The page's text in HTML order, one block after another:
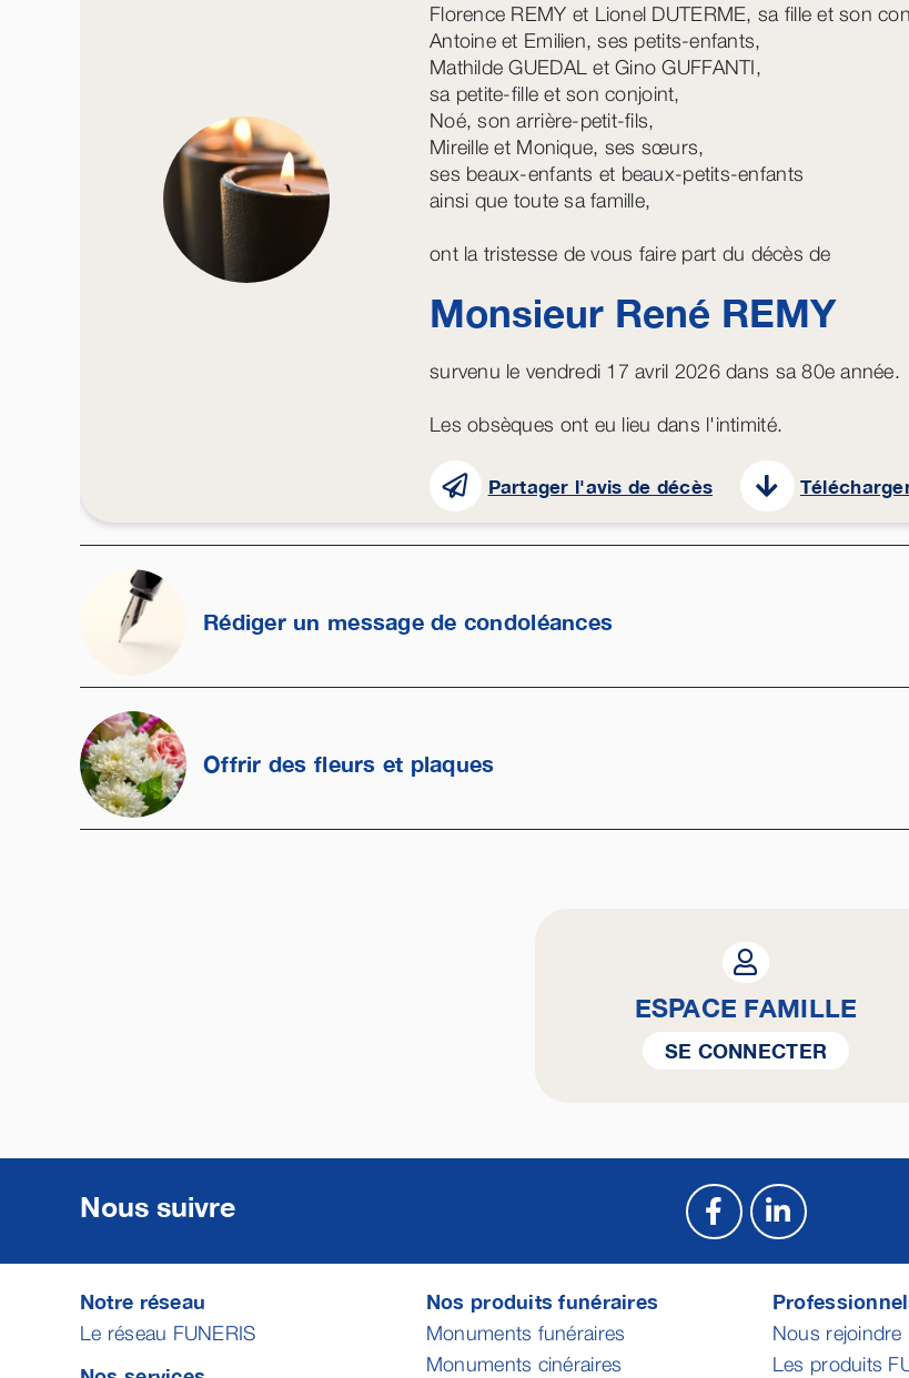
Florence REMY et Lionel DUTERME, sa fille et son
Antoine et Emilien, ses petits-enfants,
Mathilde GUEDAL et Gino GUFFANTI,
sa petite-fille et son conjoint,
Noé, son arrière-petit-fils,
Mireille et Monique, ses sœurs,
ses beaux-enfants et beaux-petits-enfants
ainsi que toute sa famille,
ont la tristesse de vous faire part du décès de
Monsieur René REMY
survenu le vendredi 17 avril 2026 dans sa 80e année.
Les obsèques ont eu lieu dans l'intimité.
Partager l'avis de décès
Rédiger un message de condoléances
Offrir des fleurs et plaques
ESPACE FAMILLE
SE CONNECTER
Nous suivre
Notre réseau
Le réseau FUNERIS
Nos produits funéraires
Monuments funéraires
Monuments cinéraires
Nous rejoindre
Les produits